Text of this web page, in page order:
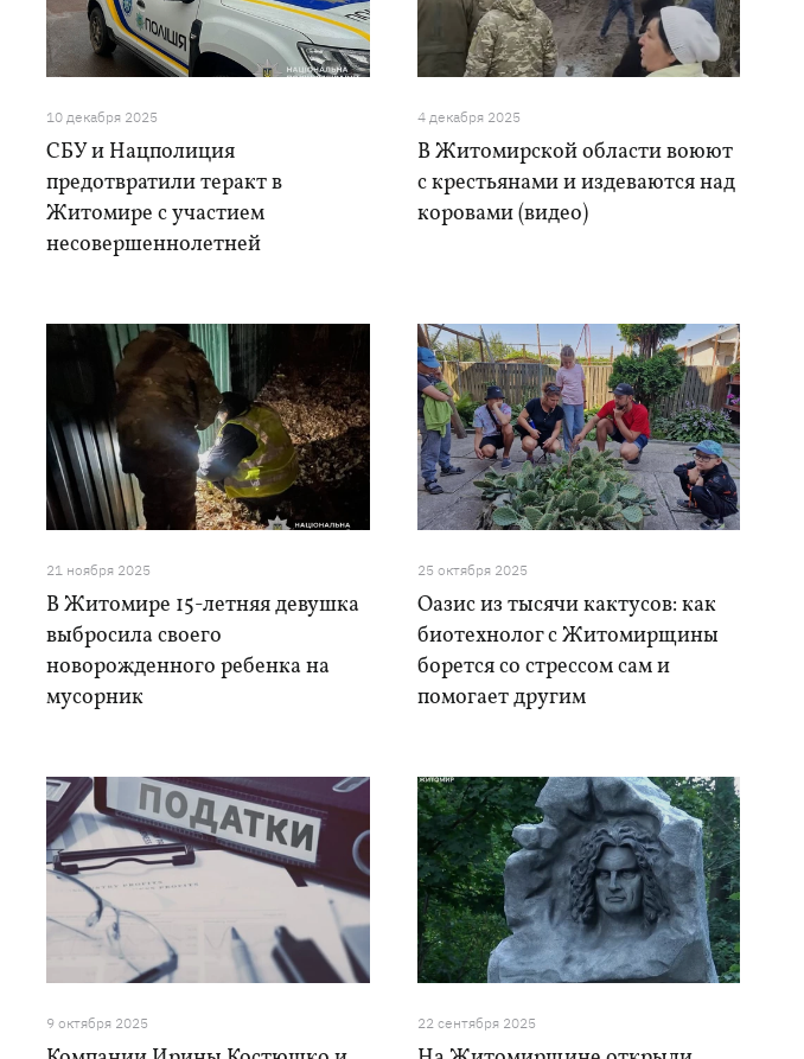
10 декабря 2025
СБУ и Нацполиция
предотвратили теракт в
Житомире с участием
несовершеннолетней
4 декабря 2025
В Житомирской области воюют
с крестьянами и издеваются над
коровами (видео)
21 ноября 2025
В Житомире 15-летняя девушка
выбросила своего
новорожденного ребенка на
мусорник
25 октября 2025
Оазис из тысячи кактусов: как
биотехнолог с Житомирщины
борется со стрессом сам и
помогает другим
9 октября 2025 22 сентября 2025